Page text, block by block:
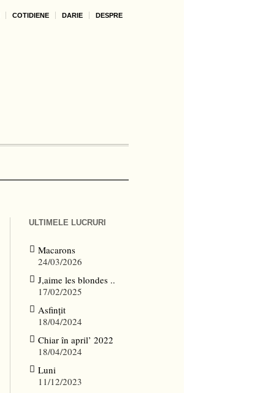
COTIDIENE DARIE DESPRE
ULTIMELE LUCRURI
Macarons
24/03/2026
J,aime les blondes ..
17/02/2025
Asfințit
18/04/2024
Chiar în april’ 2022
18/04/2024
Luni
11/12/2023